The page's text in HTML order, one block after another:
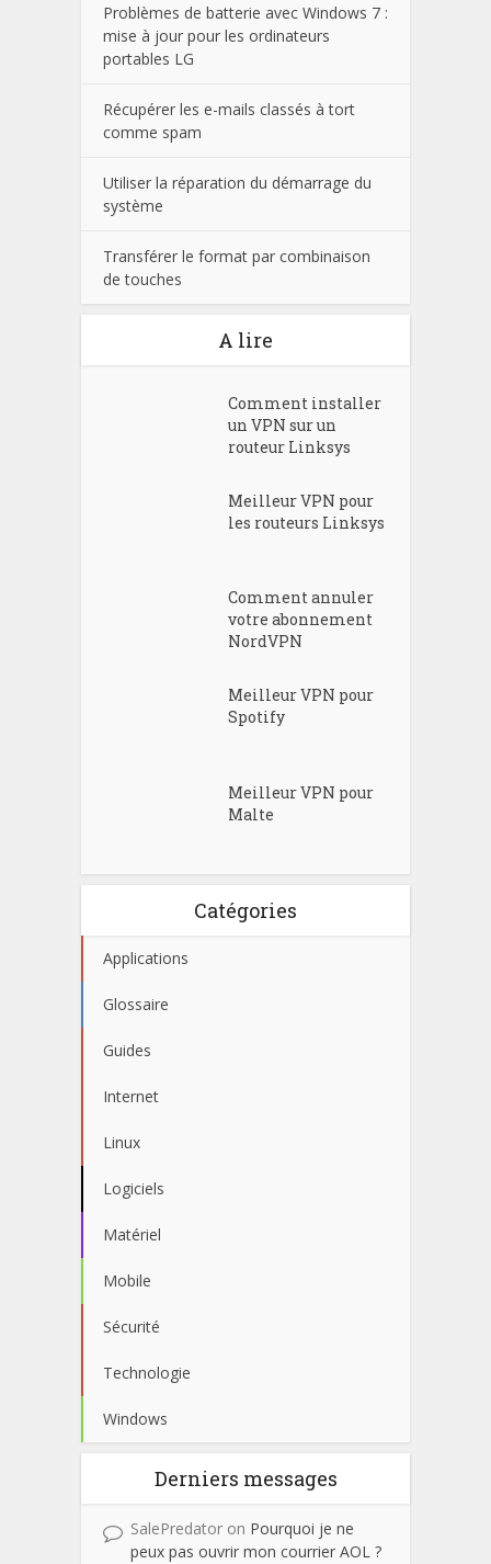
Problèmes de batterie avec Windows 7 :
mise à jour pour les ordinateurs
portables LG
Récupérer les e-mails classés à tort
comme spam
Utiliser la réparation du démarrage du
système
Transférer le format par combinaison
de touches
A lire
Comment installer
un VPN sur un
routeur Linksys
Meilleur VPN pour
les routeurs Linksys
Comment annuler
votre abonnement
NordVPN
Meilleur VPN pour
Spotify
Meilleur VPN pour
Malte
Catégories
Applications
Glossaire
Guides
Internet
Linux
Logiciels
Matériel
Mobile
Sécurité
Technologie
Windows
Derniers messages
SalePredator on Pourquoi je ne
peux pas ouvrir mon courrier AOL ?